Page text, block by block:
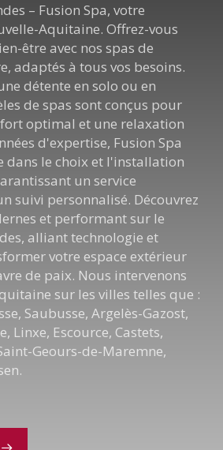
– Fusion Spa, votre
Aquitaine. Offrez-vous
être avec nos spas de
adaptés à tous vos besoins.
détente en solo ou en
de spas sont conçus pour
optimal et une relaxation
d'expertise, Fusion Spa
dans le choix et l'installation
un service
suivi personnalisé. Découvrez
et performant sur le
alliant technologie et
votre espace extérieur
de paix. Nous intervenons
sur les villes telles que :
Saubusse, Argelès-Gazost,
Linxe, Escource, Castets,
Geours-de-Maremne,